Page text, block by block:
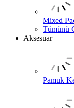
Mixed
Tümünü
Aksesuar
Pamuk